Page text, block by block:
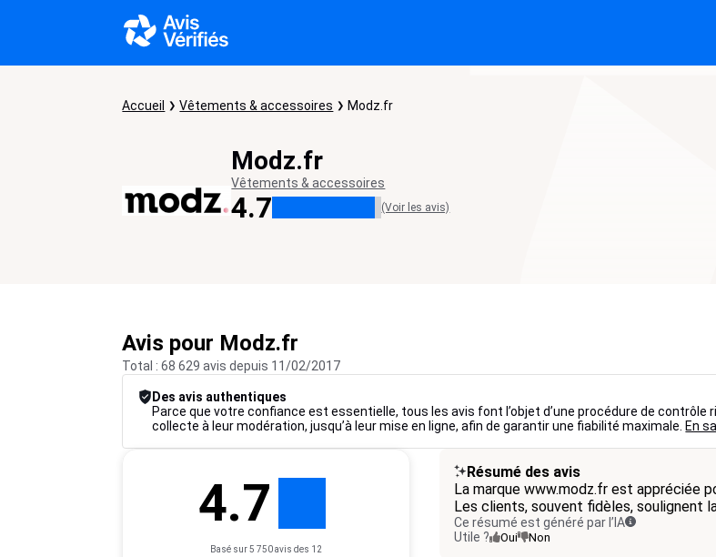
Accueil Vêtements & accessoires Modz.fr
Modz.fr
Vêtements & accessoires
4.7 (Voir les avis)
Avis pour Modz.fr
Total : 68 629 avis depuis 11/02/2017
Des avis authentiques
Parce que votre confiance est essentielle, tous les avis font l’objet d’une procédure de contrôle
collecte à leur modération, jusqu’à leur mise en ligne, afin de garantir une fiabilité maximale. En
4.7
Basé sur 5 750 avis des 12
Résumé des avis
La marque www.modz.fr est appréciée
Les clients, souvent fidèles, soulignent
Ce résumé est généré par l’IA
Utile ?
Oui Non